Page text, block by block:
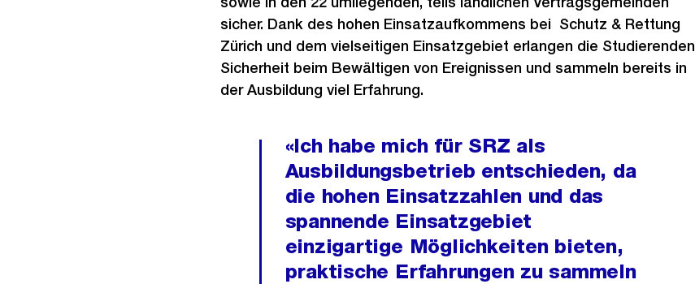
sicher. Dank des hohen Einsatzaufkommens bei Schutz & Rettung
Zürich und dem vielseitigen Einsatzgebiet erlangen die Studierenden
Sicherheit beim Bewältigen von Ereignissen und sammeln bereits in
der Ausbildung viel Erfahrung.
«Ich habe mich für SRZ als
Ausbildungsbetrieb entschieden, da
die hohen Einsatzzahlen und das
spannende Einsatzgebiet
einzigartige Möglichkeiten bieten,
praktische Erfahrungen zu sammeln